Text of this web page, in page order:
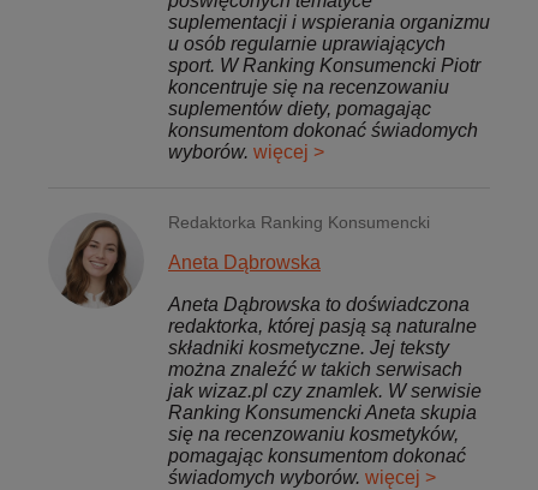
suplementacji i wspierania organizmu
u osób regularnie uprawiających
sport. W Ranking Konsumencki Piotr
koncentruje się na recenzowaniu
suplementów diety, pomagając
konsumentom dokonać świadomych
wyborów. więcej >
Redaktorka Ranking Konsumencki
Aneta Dąbrowska
Aneta Dąbrowska to doświadczona
redaktorka, której pasją są naturalne
składniki kosmetyczne. Jej teksty
można znaleźć w takich serwisach
jak wizaz.pl czy znamlek. W serwisie
Ranking Konsumencki Aneta skupia
się na recenzowaniu kosmetyków,
pomagając konsumentom dokonać
świadomych wyborów. więcej >